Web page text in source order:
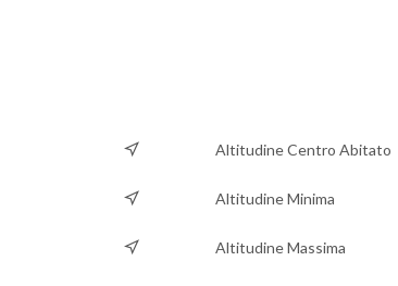
Altitudine Centro Abitato
Altitudine Minima
Altitudine Massima